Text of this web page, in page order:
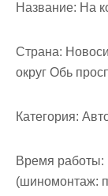
Название: На
Страна:
округ Обь
Категория:
Время работы:
(шиномонтаж: